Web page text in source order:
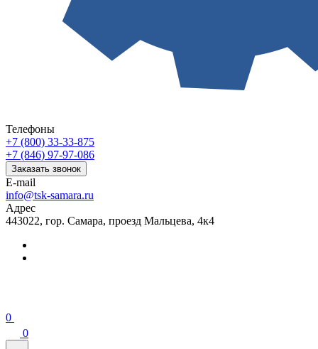
Телефоны
+7 (800) 33-33-875
+7 (846) 97-97-086
Заказать звонок
E-mail
info@tsk-samara.ru
Адрес
443022, гор. Самара, проезд Мальцева, 4к4
0
0